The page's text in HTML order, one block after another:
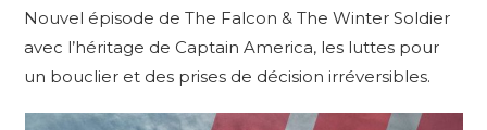
Nouvel épisode de The Falcon & The Winter Soldier
avec l’héritage de Captain America, les luttes pour
un bouclier et des prises de décision irréversibles.